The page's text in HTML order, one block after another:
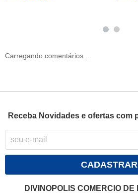
Carregando comentários ...
Receba Novidades e ofertas com
CADASTRAR
DIVINOPOLIS COMERCIO